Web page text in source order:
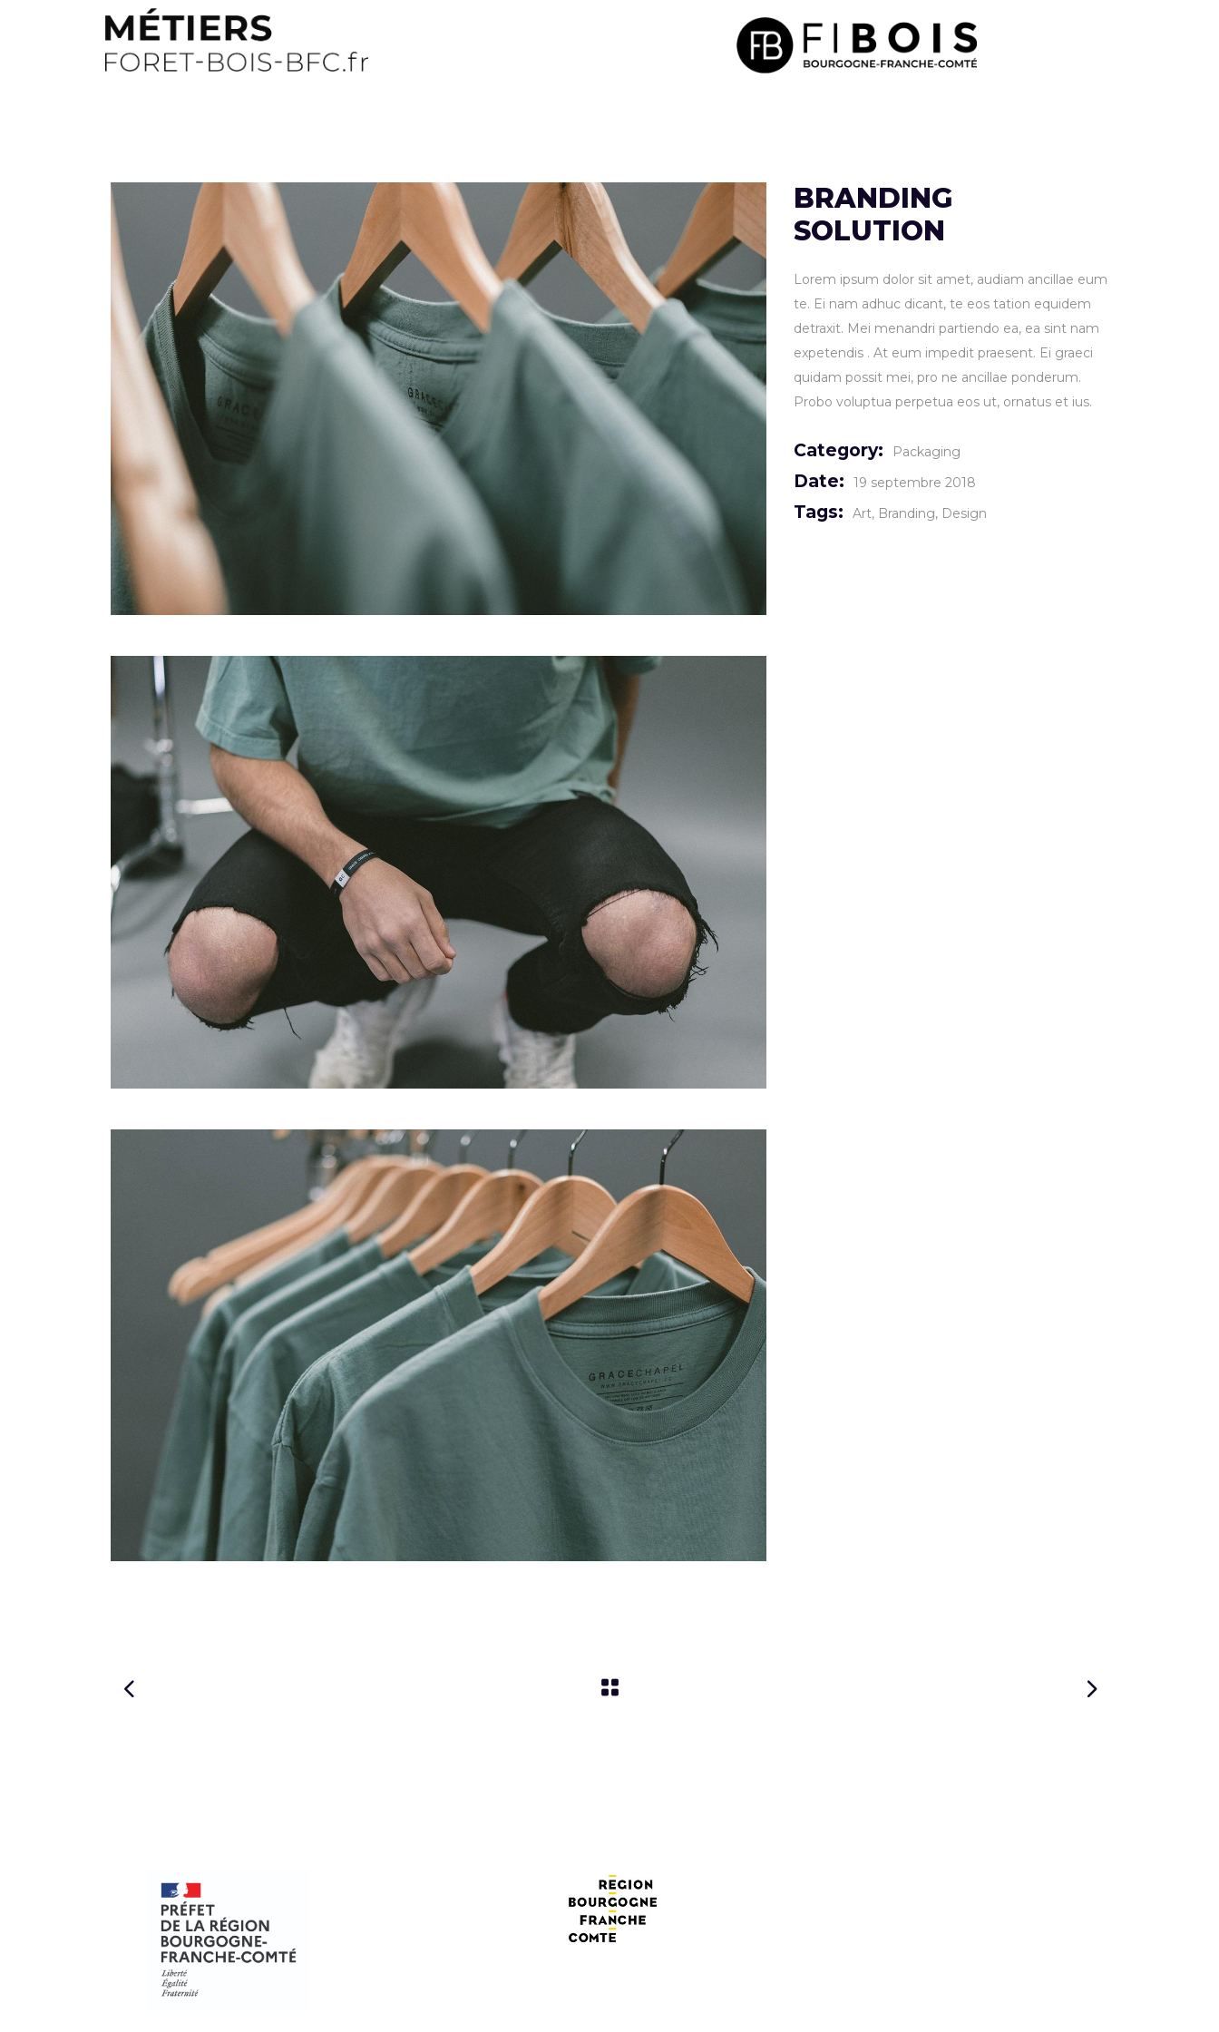
BRANDING
SOLUTION
Lorem ipsum dolor sit amet, audiam ancillae eum
te. Ei nam adhuc dicant, te eos tation equidem
detraxit. Mei menandri partiendo ea, ea sint nam
expetendis . At eum impedit praesent. Ei graeci
quidam possit mei, pro ne ancillae ponderum.
Probo voluptua perpetua eos ut, ornatus et ius.
Category: Packaging
Date: 19 septembre 2018
Tags: Art Branding Design